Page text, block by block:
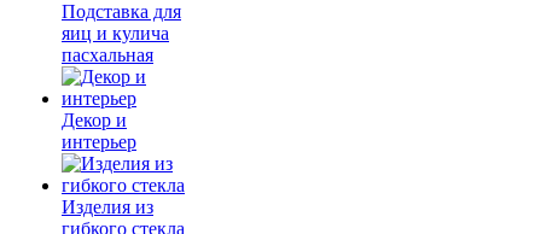
Подставка для
яиц и кулича
пасхальная
Декор и
интерьер
Изделия из
гибкого стекла